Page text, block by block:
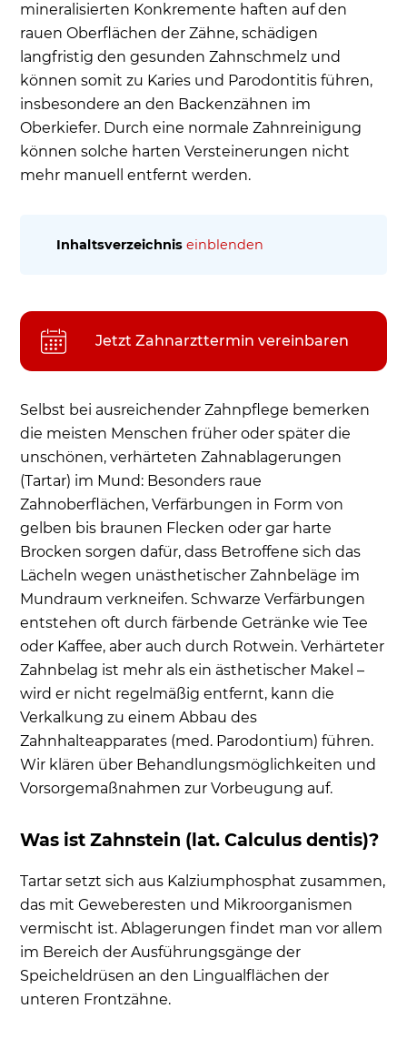
mineralisierten Konkremente haften auf den
rauen Oberflächen der Zähne, schädigen
langfristig den gesunden Zahnschmelz und
können somit zu Karies und Parodontitis führen,
insbesondere an den Backenzähnen im
Oberkiefer. Durch eine normale Zahnreinigung
können solche harten Versteinerungen nicht
mehr manuell entfernt werden.
Inhaltsverzeichnis einblenden
treten durch das Konkrement auf?
Vier Phasen der Zahnsteinbildung (1. Phase
Wo am Zahn kann sich Zahnstein bilden?
Ist Zahnstein gefährlich? Warum ist es wichtig,
eine zahnärztliche Zahnsteinentfernung beim
Zahnarzt durchzuführen?
Professionelle Zahnsteinentfernung in der
Zahnarztpraxis bei der Prophylaxe
Lockere Zähne nach Zahnsteinentfernung?
Schadet die Entfernung von Zahnstein durch
eine professionelle Zahnreinigung den
Zähnen?
Bezahlt die Krankenkasse die Entfernung?
Schädigungen durch Zahnstein an Zähnen oder
Implantaten?
Kann unbemerkt Zahnstein entstehen – gibt es
einen zuverlässigen Selbsttest?
können Patienten tun? Wann muss der Zahnarzt
eine Zahnreinigung durchführen?
Wie kann man Zahnstein (Calculus dentis) selbst
zu Hause erkennen?
Zahnstein selbst entfernen?
Welche Hilfsmittel können gegen festsitzenden
Zahnbelag gekauft werden?
Jetzt Zahnarzttermin vereinbaren
Selbst bei ausreichender Zahnpflege bemerken
die meisten Menschen früher oder später die
unschönen, verhärteten Zahnablagerungen
(Tartar) im Mund: Besonders raue
Zahnoberflächen, Verfärbungen in Form von
gelben bis braunen Flecken oder gar harte
Brocken sorgen dafür, dass Betroffene sich das
Lächeln wegen unästhetischer Zahnbeläge im
Mundraum verkneifen. Schwarze Verfärbungen
entstehen oft durch färbende Getränke wie Tee
oder Kaffee, aber auch durch Rotwein. Verhärteter
Zahnbelag ist mehr als ein ästhetischer Makel –
wird er nicht regelmäßig entfernt, kann die
Verkalkung zu einem Abbau des
Zahnhalteapparates (med. Parodontium) führen.
Wir klären über Behandlungsmöglichkeiten und
Vorsorgemaßnahmen zur Vorbeugung auf.
Was ist Zahnstein (lat. Calculus dentis)?
Tartar setzt sich aus Kalziumphosphat zusammen,
das mit Geweberesten und Mikroorganismen
vermischt ist. Ablagerungen findet man vor allem
im Bereich der Ausführungsgänge der
Speicheldrüsen an den Lingualflächen der
unteren Frontzähne.